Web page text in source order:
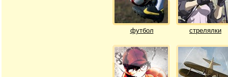
футбол стрелялки